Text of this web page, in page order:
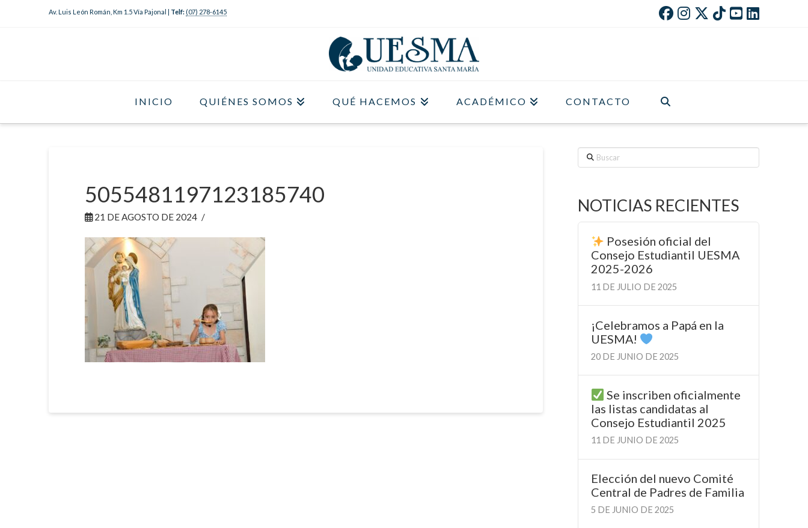
Av. Luis León Román, Km 1.5 Vía Pajonal | Telf: (07) 278-6145
INICIO QUIÉNES SOMOS QUÉ HACEMOS ACADÉMICO CONTACTO
5055481197123185740
21 DE AGOSTO DE 2024
Buscar
NOTICIAS RECIENTES
Posesión oficial del
Consejo Estudiantil UESMA
2025-2026
11 DE JULIO DE 2025
¡Celebramos a Papá en la
UESMA!
20 DE JUNIO DE 2025
Se inscriben oficialmente
las listas candidatas al
Consejo Estudiantil 2025
11 DE JUNIO DE 2025
Elección del nuevo Comité
Central de Padres de Familia
5 DE JUNIO DE 2025